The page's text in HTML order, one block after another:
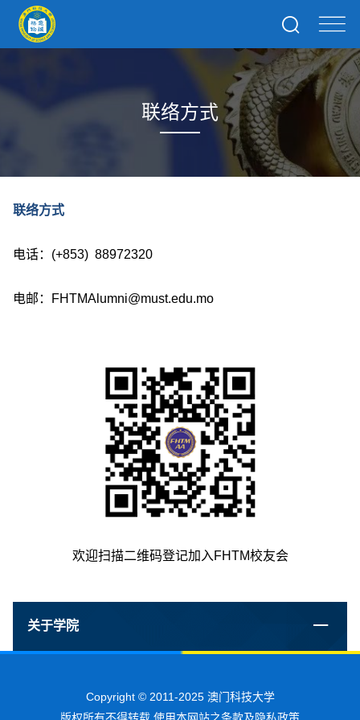
联络方式
联络方式
电话：(+853) 88972320
电邮：FHTMAlumni@must.edu.mo
欢迎扫描二维码登记加入FHTM校友会
关于学院
Copyright © 2011-2025 澳门科技大学